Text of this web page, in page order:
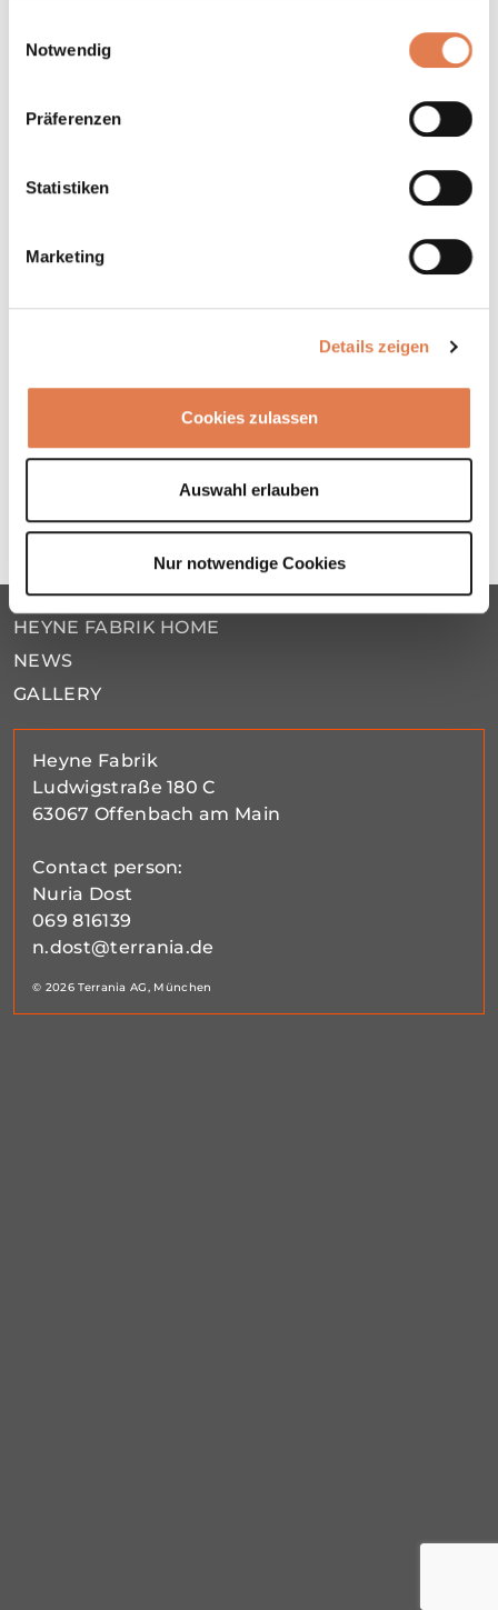
Notwendig
Präferenzen
Statistiken
Marketing
Details zeigen
Cookies zulassen
Auswahl erlauben
Nur notwendige Cookies
ARCHIVE
HEYNE FABRIK HOME
NEWS
GALLERY
Heyne Fabrik
Ludwigstraße 180 C
63067 Offenbach am Main
Contact person:
Nuria Dost
069 816139
n.dost@terrania.de
© 2026 Terrania AG, München